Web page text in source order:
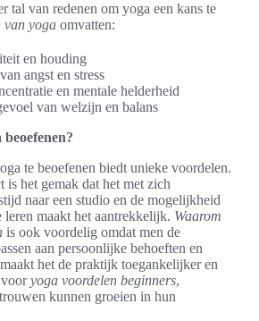
tal van redenen om yoga een kans te
van yoga omvatten:
en houding
angst en stress
en mentale helderheid
van welzijn en balans
te beoefenen biedt unieke voordelen.
is het gemak dat het met zich
naar een studio en de mogelijkheid
leren maakt het aantrekkelijk. Waarom
is ook voordelig omdat men de
aan persoonlijke behoeften en
het de praktijk toegankelijker en
yoga voordelen beginners,
kunnen groeien in hun